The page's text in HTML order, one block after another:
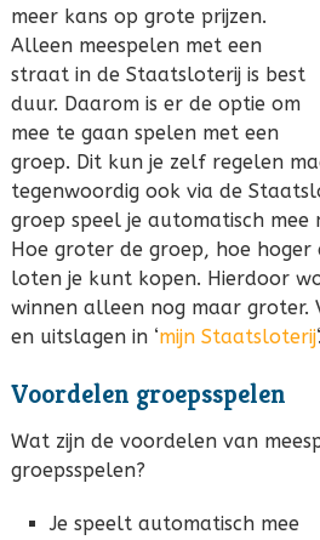
meer kans op grote prijzen.
Alleen meespelen met een
straat in de Staatsloterij is best
duur. Daarom is er de optie om
mee te gaan spelen met een
groep. Dit kun je zelf regelen
tegenwoordig ook via de
groep speel je automatisch
Hoe groter de groep, hoe hoger
loten je kunt kopen. Hierdoor
winnen alleen nog maar groter.
en uitslagen in ‘mijn Staatsloterij‘.
Voordelen groepsspelen
Wat zijn de voordelen van
groepsspelen?
Je speelt automatisch mee